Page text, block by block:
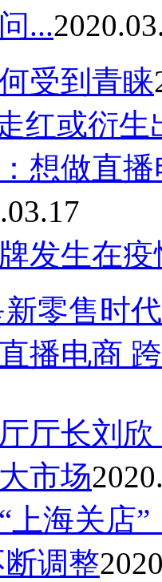
...
受到青睐
红或衍
想做直
发生在
零售时
播电商
厅长刘
市场
上海关店
断调整